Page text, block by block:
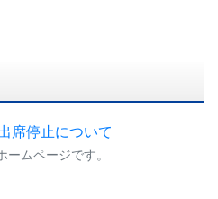
席停止について
ムページです。